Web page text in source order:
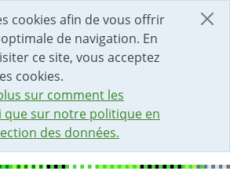
cookies afin de vous offrir
de navigation. En
ce site, vous acceptez
cookies.
sur comment les
que sur notre politique en
des données.
DE LA PAGE
DE RECHERCHE
CONTACT